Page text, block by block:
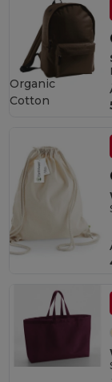
Organic
Cotton